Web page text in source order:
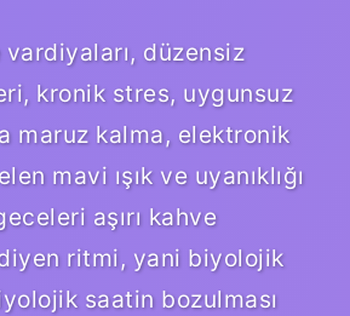
düzensiz
kronik stres, uygunsuz
maruz kalma, elektronik
mavi ışık ve uyanıklığı
aşırı kahve
ritmi, yani biyolojik
saatin bozulması